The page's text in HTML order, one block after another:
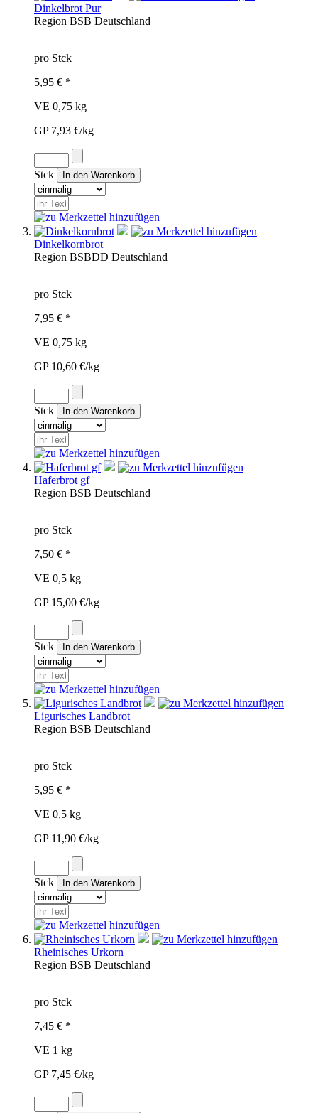
Dinkelbrot Pur
Region BSB Deutschland
pro Stck
5,95 € *
VE 0,75 kg
GP 7,93 €/kg
Stck
Dinkelkornbrot
Region BSBDD Deutschland
pro Stck
7,95 € *
VE 0,75 kg
GP 10,60 €/kg
Stck
Haferbrot gf
Region BSB Deutschland
pro Stck
7,50 € *
VE 0,5 kg
GP 15,00 €/kg
Stck
Ligurisches Landbrot
Region BSB Deutschland
pro Stck
5,95 € *
VE 0,5 kg
GP 11,90 €/kg
Stck
Rheinisches Urkorn
Region BSB Deutschland
pro Stck
7,45 € *
VE 1 kg
GP 7,45 €/kg